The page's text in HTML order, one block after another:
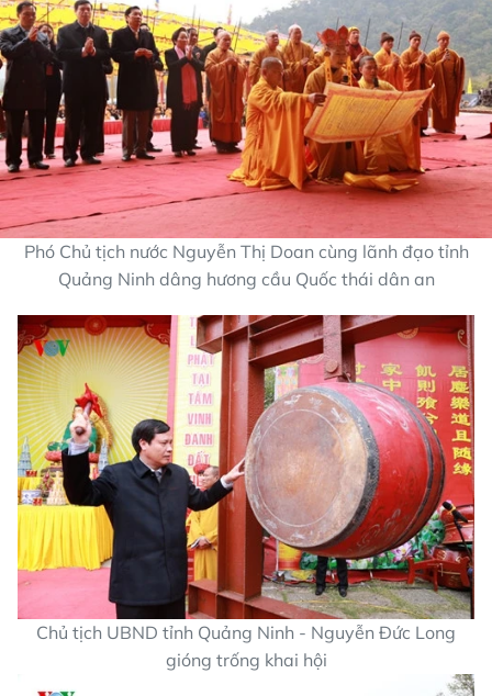
Phó Chủ tịch nước Nguyễn Thị Doan cùng lãnh đạo tỉnh
Quảng Ninh dâng hương cầu Quốc thái dân an
Chủ tịch UBND tỉnh Quảng Ninh - Nguyễn Đức Long
gióng trống khai hội